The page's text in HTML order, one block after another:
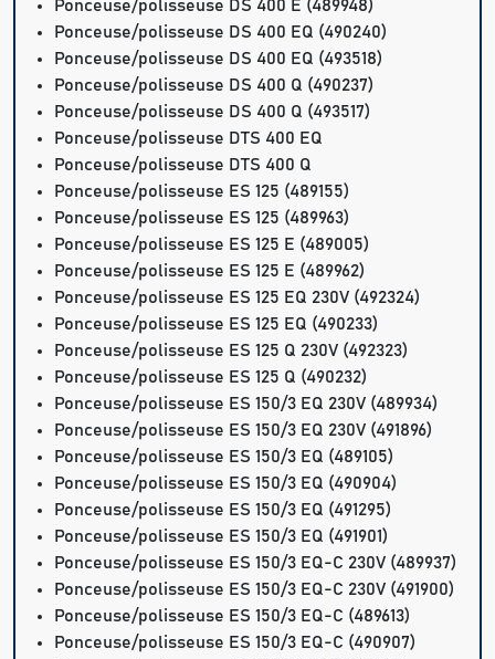
Ponceuse/polisseuse DS 400 E (489948)
Ponceuse/polisseuse DS 400 EQ (490240)
Ponceuse/polisseuse DS 400 EQ (493518)
Ponceuse/polisseuse DS 400 Q (490237)
Ponceuse/polisseuse DS 400 Q (493517)
Ponceuse/polisseuse DTS 400 EQ
Ponceuse/polisseuse DTS 400 Q
Ponceuse/polisseuse ES 125 (489155)
Ponceuse/polisseuse ES 125 (489963)
Ponceuse/polisseuse ES 125 E (489005)
Ponceuse/polisseuse ES 125 E (489962)
Ponceuse/polisseuse ES 125 EQ 230V (492324)
Ponceuse/polisseuse ES 125 EQ (490233)
Ponceuse/polisseuse ES 125 Q 230V (492323)
Ponceuse/polisseuse ES 125 Q (490232)
Ponceuse/polisseuse ES 150/3 EQ 230V (489934)
Ponceuse/polisseuse ES 150/3 EQ 230V (491896)
Ponceuse/polisseuse ES 150/3 EQ (489105)
Ponceuse/polisseuse ES 150/3 EQ (490904)
Ponceuse/polisseuse ES 150/3 EQ (491295)
Ponceuse/polisseuse ES 150/3 EQ (491901)
Ponceuse/polisseuse ES 150/3 EQ-C 230V (489937)
Ponceuse/polisseuse ES 150/3 EQ-C 230V (491900)
Ponceuse/polisseuse ES 150/3 EQ-C (489613)
Ponceuse/polisseuse ES 150/3 EQ-C (490907)